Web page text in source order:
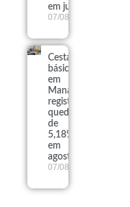
em julho
07/08
Cesta
básica
em
Manaus
registra
queda
de
5,18%
em
agosto
07/08